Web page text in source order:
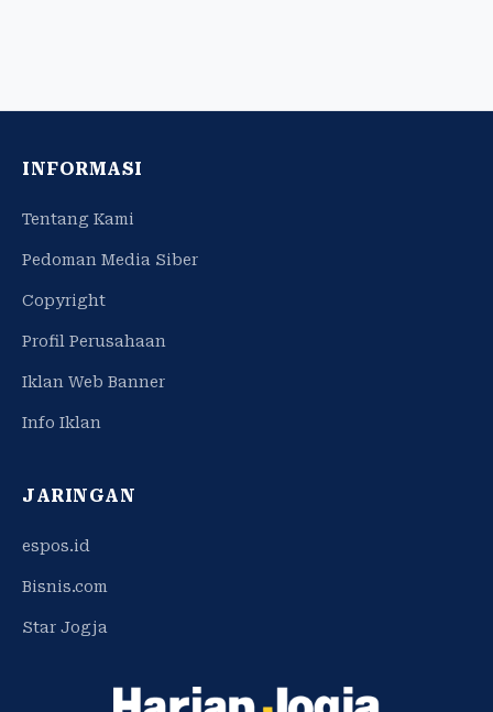
INFORMASI
Tentang Kami
Pedoman Media Siber
Copyright
Profil Perusahaan
Iklan Web Banner
Info Iklan
JARINGAN
espos.id
Bisnis.com
Star Jogja